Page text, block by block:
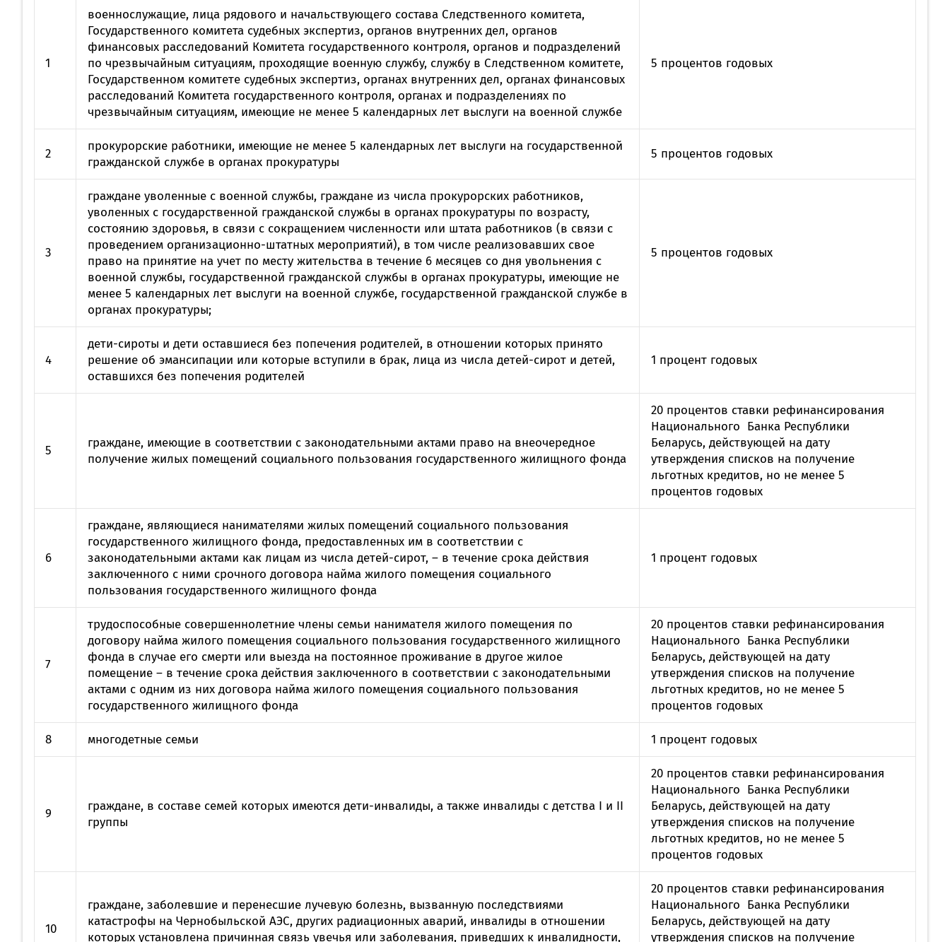
* кроме праздничных дней
Контакт-центр
Swoo Pay
Переводы по
1
военнослужащие, лица рядового и начальствующего состава Следственного комитета,
Государственного комитета судебных экспертиз, органов внутренних дел, органов
финансовых расследований Комитета государственного контроля, органов и подразделений
по чрезвычайным ситуациям, проходящие военную службу, службу в Следственном комитете,
Государственном комитете судебных экспертиз, органах внутренних дел, органах финансовых
расследований Комитета государственного контроля, органах и подразделениях по
чрезвычайным ситуациям, имеющие не менее 5 календарных лет выслуги на военной службе
5 процентов годовых
2
прокурорские работники, имеющие не менее 5 календарных лет выслуги на государственной
гражданской службе в органах прокуратуры
5 процентов годовых
3
граждане уволенные с военной службы, граждане из числа прокурорских работников,
уволенных с государственной гражданской службы в органах прокуратуры по возрасту,
состоянию здоровья, в связи с сокращением численности или штата работников (в связи с
проведением организационно-штатных мероприятий), в том числе реализовавших свое
право на принятие на учет по месту жительства в течение 6 месяцев со дня увольнения с
военной службы, государственной гражданской службы в органах прокуратуры, имеющие не
менее 5 календарных лет выслуги на военной службе, государственной гражданской службе в
органах прокуратуры;
5 процентов годовых
4
дети-сироты и дети оставшиеся без попечения родителей, в отношении которых принято
решение об эмансипации или которые вступили в брак, лица из числа детей-сирот и детей,
оставшихся без попечения родителей
1 процент годовых
5
граждане, имеющие в соответствии с законодательными актами право на внеочередное
получение жилых помещений социального пользования государственного жилищного фонда
20 процентов ставки рефинансирования
Национального Банка Республики
Беларусь, действующей на дату
утверждения списков на получение
льготных кредитов, но не менее 5
процентов годовых
6
граждане, являющиеся нанимателями жилых помещений социального пользования
государственного жилищного фонда, предоставленных им в соответствии с
законодательными актами как лицам из числа детей-сирот, – в течение срока действия
заключенного с ними срочного договора найма жилого помещения социального
пользования государственного жилищного фонда
1 процент годовых
7
трудоспособные совершеннолетние члены семьи нанимателя жилого помещения по
договору найма жилого помещения социального пользования государственного жилищного
фонда в случае его смерти или выезда на постоянное проживание в другое жилое
помещение – в течение срока действия заключенного в соответствии с законодательными
актами с одним из них договора найма жилого помещения социального пользования
государственного жилищного фонда
20 процентов ставки рефинансирования
Национального Банка Республики
Беларусь, действующей на дату
утверждения списков на получение
льготных кредитов, но не менее 5
процентов годовых
8 многодетные семьи 1 процент годовых
9
граждане, в составе семей которых имеются дети-инвалиды, а также инвалиды с детства I и II
группы
20 процентов ставки рефинансирования
Национального Банка Республики
Беларусь, действующей на дату
утверждения списков на получение
льготных кредитов, но не менее 5
процентов годовых
10
граждане, заболевшие и перенесшие лучевую болезнь, вызванную последствиями
катастрофы на Чернобыльской АЭС, других радиационных аварий, инвалиды в отношении
которых установлена причинная связь увечья или заболевания, приведших к инвалидности,
20 процентов ставки рефинансирования
Национального Банка Республики
Беларусь, действующей на дату
утверждения списков на получение